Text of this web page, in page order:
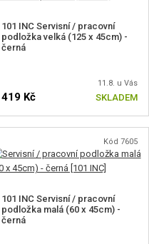
101 INC Servisní / pracovní
podložka velká (125 x 45cm) -
černá
11.8. u Vás
419 Kč SKLADEM
Kód 7605
101 INC Servisní / pracovní
podložka malá (60 x 45cm) -
černá